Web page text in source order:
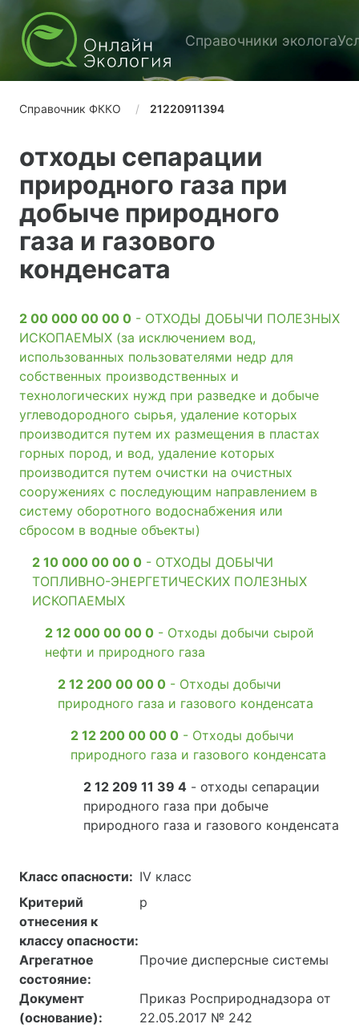
Справочники эколога
Справочник ФККО 21220911394
отходы сепарации
природного газа при
добыче природного
газа и газового
конденсата
2 00 000 00 00 0 - ОТХОДЫ ДОБЫЧИ ПОЛЕЗНЫХ
ИСКОПАЕМЫХ (за исключением вод,
использованных пользователями недр для
собственных производственных и
технологических нужд при разведке и добыче
углеводородного сырья, удаление которых
производится путем их размещения в пластах
горных пород, и вод, удаление которых
производится путем очистки на очистных
сооружениях с последующим направлением в
систему оборотного водоснабжения или
сбросом в водные объекты)
2 10 000 00 00 0 - ОТХОДЫ ДОБЫЧИ
ТОПЛИВНО-ЭНЕРГЕТИЧЕСКИХ ПОЛЕЗНЫХ
ИСКОПАЕМЫХ
2 12 000 00 00 0 - Отходы добычи сырой
нефти и природного газа
2 12 200 00 00 0 - Отходы добычи
природного газа и газового конденсата
2 12 200 00 00 0 - Отходы добычи
природного газа и газового конденсата
2 12 209 11 39 4 - отходы сепарации
природного газа при добыче
природного газа и газового конденсата
Класс опасности: IV класс
Критерий
отнесения к
классу опасности:
р
Агрегатное
состояние:
Прочие дисперсные системы
Документ
(основание):
Приказ Росприроднадзора от
22.05.2017 № 242